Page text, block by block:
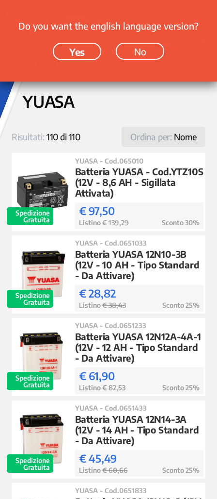
YUASA
Ordina per: Nome
Risultati:110 di 110
Spedizione
Gratuita
YUASA - Cod.065010
Batteria YUASA - Cod.YTZ10S
(12V - 8,6 AH - Sigillata
Attivata)
€ 97,50
Listino€ 139,29 Sconto 30%
Spedizione
Gratuita
YUASA - Cod.0651033
Batteria YUASA 12N10-3B
(12V - 10 AH - Tipo Standard
- Da Attivare)
€ 28,82
Listino€ 38,43 Sconto 25%
Spedizione
Gratuita
YUASA - Cod.0651233
Batteria YUASA 12N12A-4A-1
(12V - 12 AH - Tipo Standard
- Da Attivare)
€ 61,90
Listino€ 82,53 Sconto 25%
Spedizione
Gratuita
YUASA - Cod.0651433
Batteria YUASA 12N14-3A
(12V - 14 AH - Tipo Standard
- Da Attivare)
€ 45,49
Listino€ 60,66 Sconto 25%
YUASA - Cod.0651833
Do you want the english language version?
Yes No